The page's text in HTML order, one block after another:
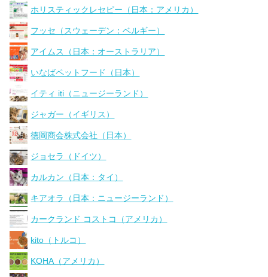
ホリスティックレセピー（日本：アメリカ）
フッセ（スウェーデン：ベルギー）
アイムス（日本：オーストラリア）
いなばペットフード（日本）
イティ iti（ニュージーランド）
ジャガー（イギリス）
徳岡商会株式会社（日本）
ジョセラ（ドイツ）
カルカン（日本：タイ）
キアオラ（日本：ニュージーランド）
カークランド コストコ（アメリカ）
kito（トルコ）
KOHA（アメリカ）